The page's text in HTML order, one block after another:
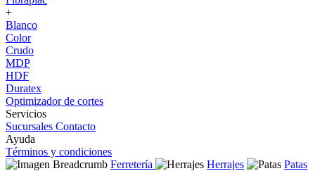
+
Blanco
Color
Crudo
MDP
HDF
Duratex
Optimizador de cortes
Servicios
Sucursales Contacto
Ayuda
Términos y condiciones
Ferretería
Herrajes Patas